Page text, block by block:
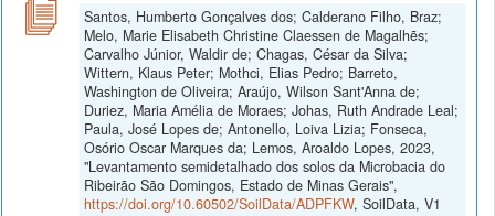
Santos, Humberto Gonçalves dos; Calderano Filho, Braz;
Melo, Marie Elisabeth Christine Claessen de Magalhẽs;
Carvalho Júnior, Waldir de; Chagas, César da Silva;
Wittern, Klaus Peter; Mothci, Elias Pedro; Barreto,
Washington de Oliveira; Araújo, Wilson Sant'Anna de;
Duriez, Maria Amélia de Moraes; Johas, Ruth Andrade Leal;
Paula, José Lopes de; Antonello, Loiva Lizia; Fonseca,
Osório Oscar Marques da; Lemos, Aroaldo Lopes, 2023,
"Levantamento semidetalhado dos solos da Microbacia do
Ribeirão São Domingos, Estado de Minas Gerais",
https://doi.org/10.60502/SoilData/ADPFKW, SoilData, V1